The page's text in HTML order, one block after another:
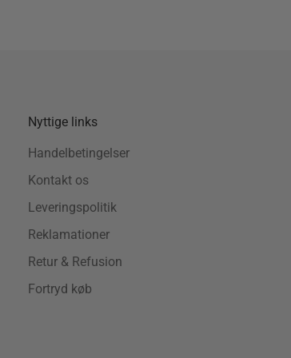
Nyttige links
Handelbetingelser
Kontakt os
Leveringspolitik
Reklamationer
Retur & Refusion
Fortryd køb